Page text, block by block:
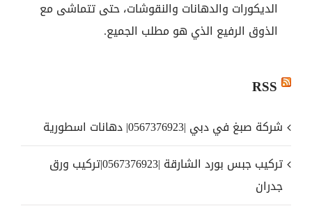
الديكورات والدهانات والنقوشات، حتى تتماشى مع
الذوق الرفيع الذي هو مطلب الجميع.
RSS
شركة صبغ في دبي |0567376923| دهانات اسطورية
تركيب جبس بورد الشارقة |0567376923|تركيب ورق
جدران